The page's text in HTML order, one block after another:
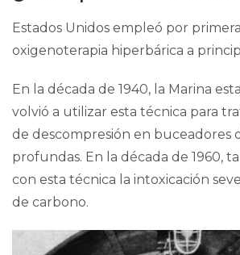
Estados Unidos empleó por
oxigenoterapia hiperbárica a
En la década de 1940, la Marina
volvió a utilizar esta técnica para
de descompresión en buceadores
profundas. En la década de 1960,
con esta técnica la intoxicación
de carbono.